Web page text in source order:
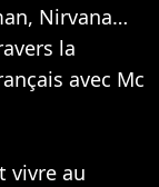
Nirvana…
la
avec Mc
vivre au